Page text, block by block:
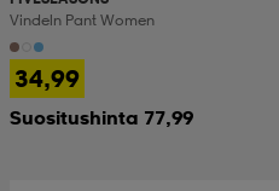
Vindeln Pant Women
34,99
Suositushinta 77,99